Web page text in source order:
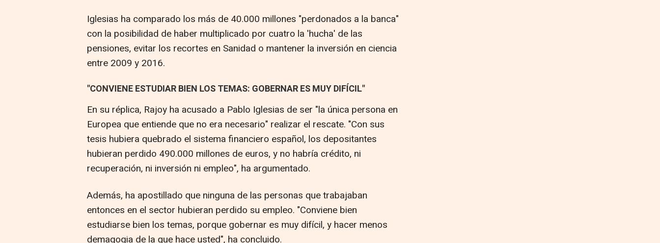
Iglesias ha comparado los más de 40.000 millones "perdonados a la banca"
con la posibilidad de haber multiplicado por cuatro la 'hucha' de las
pensiones, evitar los recortes en Sanidad o mantener la inversión en ciencia
entre 2009 y 2016.
"CONVIENE ESTUDIAR BIEN LOS TEMAS: GOBERNAR ES MUY DIFÍCIL"
En su réplica, Rajoy ha acusado a Pablo Iglesias de ser "la única persona en
Europea que entiende que no era necesario" realizar el rescate. "Con sus
tesis hubiera quebrado el sistema financiero español, los depositantes
hubieran perdido 490.000 millones de euros, y no habría crédito, ni
recuperación, ni inversión ni empleo", ha argumentado.
Además, ha apostillado que ninguna de las personas que trabajaban
entonces en el sector hubieran perdido su empleo. "Conviene bien
estudiarse bien los temas, porque gobernar es muy difícil, y hacer menos
demagogia de la que hace usted", ha concluido.